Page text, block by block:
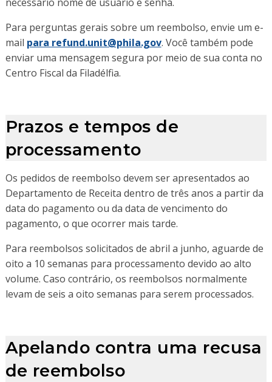
Para perguntas gerais sobre um reembolso, envie um e-
mail para refund.unit@phila.gov. Você também pode
enviar uma mensagem segura por meio de sua conta no
Centro Fiscal da Filadélfia.
Prazos e tempos de
processamento
Os pedidos de reembolso devem ser apresentados ao
Departamento de Receita dentro de três anos a partir da
data do pagamento ou da data de vencimento do
pagamento, o que ocorrer mais tarde.
Para reembolsos solicitados de abril a junho, aguarde de
oito a 10 semanas para processamento devido ao alto
volume. Caso contrário, os reembolsos normalmente
levam de seis a oito semanas para serem processados.
Apelando contra uma recusa
de reembolso